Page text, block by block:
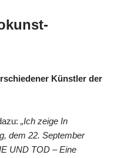
Künstler der
„Ich zeige In
dem 22. September
UND TOD – Eine